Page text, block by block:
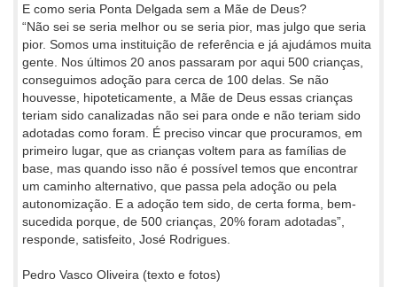
E como seria Ponta Delgada sem a Mãe de Deus?
“Não sei se seria melhor ou se seria pior, mas julgo que seria
pior. Somos uma instituição de referência e já ajudámos muita
gente. Nos últimos 20 anos passaram por aqui 500 crianças,
conseguimos adoção para cerca de 100 delas. Se não
houvesse, hipoteticamente, a Mãe de Deus essas crianças
teriam sido canalizadas não sei para onde e não teriam sido
adotadas como foram. É preciso vincar que procuramos, em
primeiro lugar, que as crianças voltem para as famílias de
base, mas quando isso não é possível temos que encontrar
um caminho alternativo, que passa pela adoção ou pela
autonomização. E a adoção tem sido, de certa forma, bem-
sucedida porque, de 500 crianças, 20% foram adotadas”,
responde, satisfeito, José Rodrigues.
Pedro Vasco Oliveira (texto e fotos)